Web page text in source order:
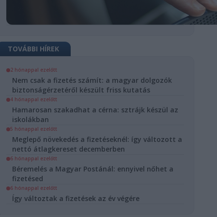
átverték
az
helyett a
Pedagógus
béremelést
TOVÁBBI HÍREK
2 hónappal ezelőtt
Nem csak a fizetés számít: a magyar dolgozók
biztonságérzetéről készült friss kutatás
4 hónappal ezelőtt
Hamarosan szakadhat a cérna: sztrájk készül az
iskolákban
5 hónappal ezelőtt
Meglepő növekedés a fizetéseknél: így változott a
nettó átlagkereset decemberben
6 hónappal ezelőtt
Béremelés a Magyar Postánál: ennyivel nőhet a
fizetésed
6 hónappal ezelőtt
Így változtak a fizetések az év végére